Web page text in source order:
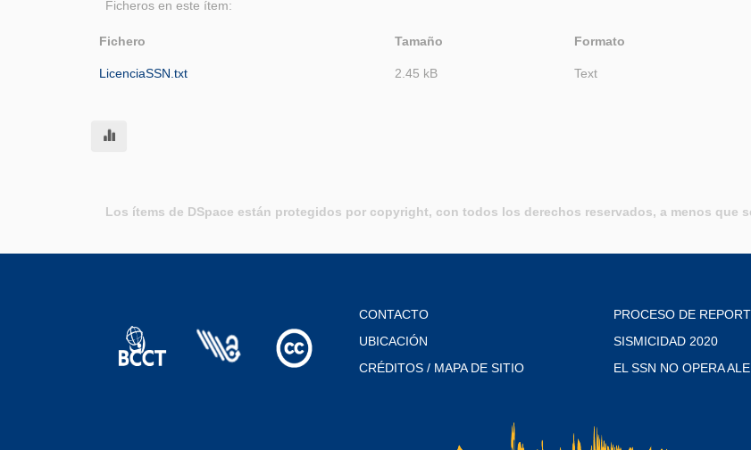
Ficheros en este ítem:
Fichero Tamaño Formato
LicenciaSSN.txt 2.45 kB Text
Los ítems de DSpace están protegidos por copyright, con todos los derechos reservados, a menos que
CONTACTO
UBICACIÓN
CRÉDITOS / MAPA DE SITIO
PROCESO DE
SISMICIDAD 2020
EL SSN NO OPERA